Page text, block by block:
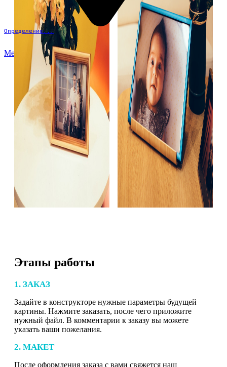
Определение...
Меню
Этапы работы
1. ЗАКАЗ
Задайте в конструкторе нужные параметры будущей
картины. Нажмите заказать, после чего приложите
нужный файл. В комментарии к заказу вы можете
указать ваши пожелания.
2. МАКЕТ
После оформления заказа с вами свяжется наш